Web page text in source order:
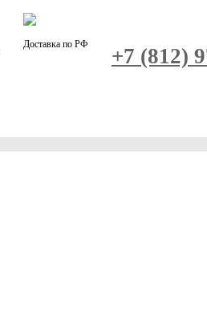
Доставка по РФ +7 (812)